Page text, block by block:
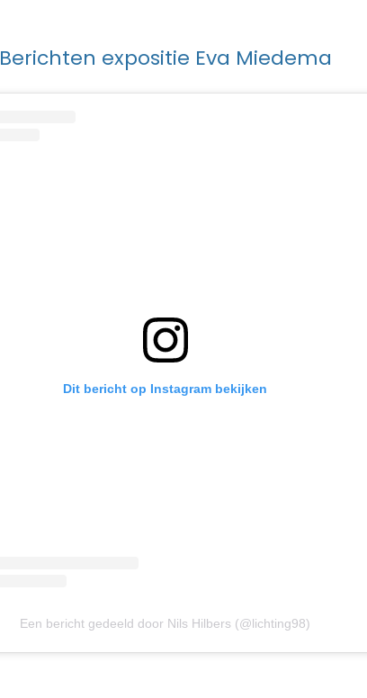
Berichten expositie Eva Miedema
Dit bericht op Instagram bekijken
Een bericht gedeeld door Nils Hilbers (@lichting98)